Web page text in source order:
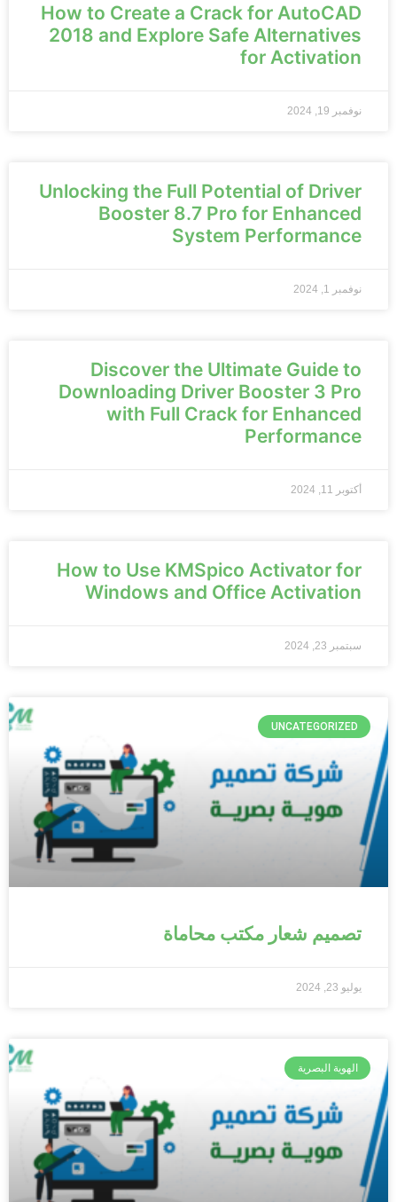
How to Create a Crack for AutoCAD
2018 and Explore Safe Alternatives
for Activation
نوفمبر 19, 2024
Unlocking the Full Potential of Driver
Booster 8.7 Pro for Enhanced
System Performance
نوفمبر 1, 2024
Discover the Ultimate Guide to
Downloading Driver Booster 3 Pro
with Full Crack for Enhanced
Performance
أكتوبر 11, 2024
How to Use KMSpico Activator for
Windows and Office Activation
سبتمبر 23, 2024
UNCATEGORIZED
تصميم شعار مكتب محاماة
يوليو 23, 2024
الهوية البصرية